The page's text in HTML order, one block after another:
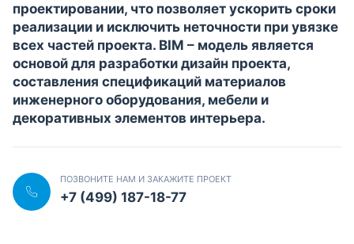
проектировании, что позволяет ускорить сроки
реализации и исключить неточности при увязке
всех частей проекта. BIM – модель является
основой для разработки дизайн проекта,
составления спецификаций материалов
инженерного оборудования, мебели и
декоративных элементов интерьера.
ПОЗВОНИТЕ НАМ И ЗАКАЖИТЕ ПРОЕКТ
+7 (499) 187-18-77